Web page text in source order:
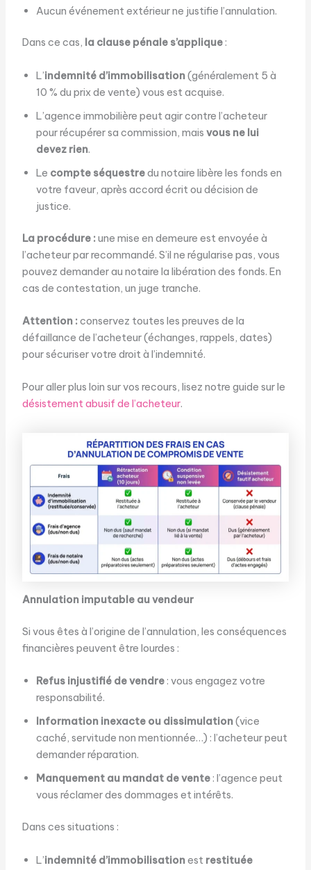
Aucun événement extérieur ne justifie l’annulation.
Dans ce cas, la clause pénale s’applique:
L’indemnité d’immobilisation(généralement 5 à
10 % du prix de vente) vous est acquise.
L’agence immobilière peut agir contre l’acheteur
pour récupérer sa commission, mais vous ne lui
devez rien.
Le compte séquestredu notaire libère les fonds en
votre faveur, après accord écrit ou décision de
justice.
La procédure :une mise en demeure est envoyée à
l’acheteur par recommandé. S’il ne régularise pas, vous
pouvez demander au notaire la libération des fonds. En
cas de contestation, un juge tranche.
Attention :conservez toutes les preuves de la
défaillance de l’acheteur (échanges, rappels, dates)
pour sécuriser votre droit à l’indemnité.
Pour aller plus loin sur vos recours, lisez notre guide sur le
désistement abusif de l’acheteur.
Annulation imputable au vendeur
Si vous êtes à l’origine de l’annulation, les conséquences
financières peuvent être lourdes :
Refus injustifié de vendre: vous engagez votre
responsabilité.
Information inexacte ou dissimulation(vice
caché, servitude non mentionnée…) : l’acheteur peut
demander réparation.
Manquement au mandat de vente: l’agence peut
vous réclamer des dommages et intérêts.
Dans ces situations :
L’indemnité d’immobilisationest restituée